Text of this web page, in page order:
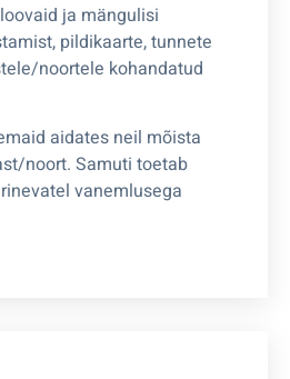
ja mängulisi
pildikaarte, tunnete
noortele kohandatud
aidates neil mõista
noort. Samuti toetab
vanemlusega